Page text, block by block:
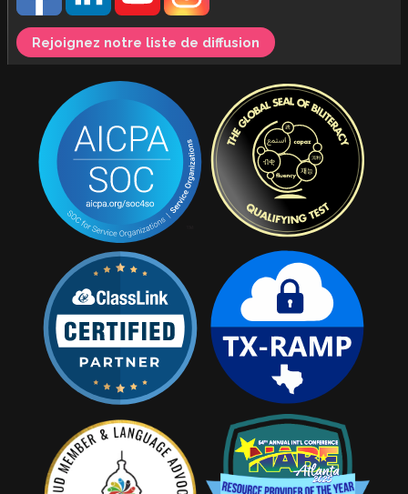
Rejoignez notre liste de diffusion